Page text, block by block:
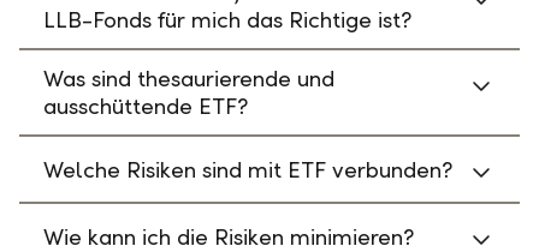
LLB-Fonds für mich das Richtige ist?
Was sind thesaurierende und
ausschüttende ETF?
Welche Risiken sind mit ETF verbunden?
Wie kann ich die Risiken minimieren?